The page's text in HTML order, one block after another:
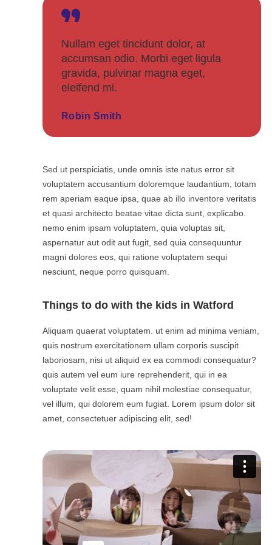
Nullam eget tincidunt dolor, at
accumsan odio. Morbi eget ligula
gravida, pulvinar magna eget,
eleifend mi.
Robin Smith
Sed ut perspiciatis, unde omnis iste natus error sit
voluptatem accusantium doloremque laudantium, totam
rem aperiam eaque ipsa, quae ab illo inventore veritatis
et quasi architecto beatae vitae dicta sunt, explicabo.
nemo enim ipsam voluptatem, quia voluptas sit,
aspernatur aut odit aut fugit, sed quia consequuntur
magni dolores eos, qui ratione voluptatem sequi
nesciunt, neque porro quisquam.
Things to do with the kids in Watford
Aliquam quaerat voluptatem. ut enim ad minima veniam,
quis nostrum exercitationem ullam corporis suscipit
laboriosam, nisi ut aliquid ex ea commodi consequatur?
quis autem vel eum iure reprehenderit, qui in ea
voluptate velit esse, quam nihil molestiae consequatur,
vel illum, qui dolorem eum fugiat. Lorem ipsum dolor sit
amet, consectetuer adipiscing elit, sed!